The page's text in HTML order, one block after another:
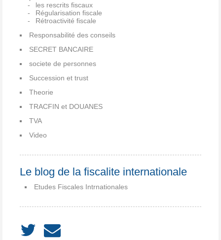
les rescrits fiscaux
Régularisation fiscale
Rétroactivité fiscale
Responsabilité des conseils
SECRET BANCAIRE
societe de personnes
Succession et trust
Theorie
TRACFIN et DOUANES
TVA
Video
Le blog de la fiscalite internationale
Etudes Fiscales Intrnationales